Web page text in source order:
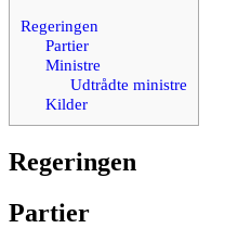
Regeringen
Partier
Ministre
Udtrådte ministre
Kilder
Regeringen
Partier